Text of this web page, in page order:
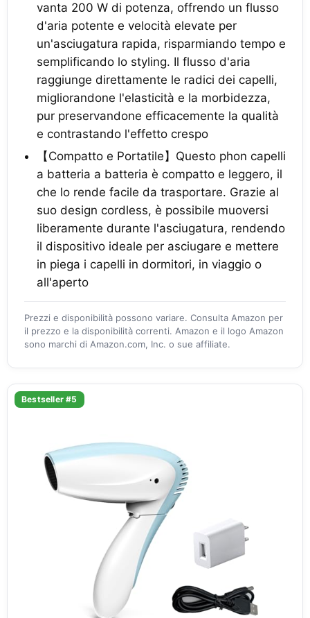
vanta 200 W di potenza, offrendo un flusso
d'aria potente e velocità elevate per
un'asciugatura rapida, risparmiando tempo e
semplificando lo styling. Il flusso d'aria
raggiunge direttamente le radici dei capelli,
migliorandone l'elasticità e la morbidezza,
pur preservandone efficacemente la qualità
e contrastando l'effetto crespo
【Compatto e Portatile】Questo phon capelli
a batteria a batteria è compatto e leggero, il
che lo rende facile da trasportare. Grazie al
suo design cordless, è possibile muoversi
liberamente durante l'asciugatura, rendendo
il dispositivo ideale per asciugare e mettere
in piega i capelli in dormitori, in viaggio o
all'aperto
Prezzi e disponibilità possono variare. Consulta Amazon per
il prezzo e la disponibilità correnti. Amazon e il logo Amazon
sono marchi di Amazon.com, Inc. o sue affiliate.
Bestseller #5